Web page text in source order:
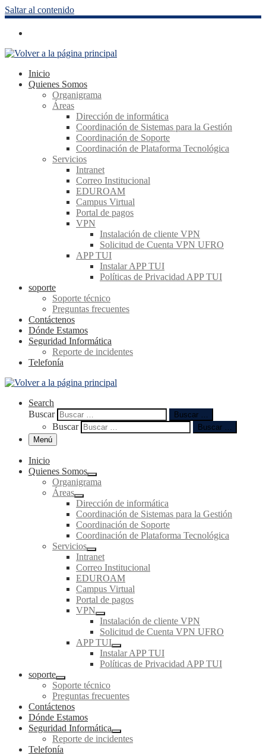
Saltar al contenido
Inicio
Quienes Somos
Organigrama
Áreas
Dirección de informática
Coordinación de Sistemas para la Gestión
Coordinación de Soporte
Coordinación de Plataforma Tecnológica
Servicios
Intranet
Correo Institucional
EDUROAM
Campus Virtual
Portal de pagos
VPN
Instalación de cliente VPN
Solicitud de Cuenta VPN UFRO
APP TUI
Instalar APP TUI
Políticas de Privacidad APP TUI
soporte
Soporte técnico
Preguntas frecuentes
Contáctenos
Dónde Estamos
Seguridad Informática
Reporte de incidentes
Telefonía
Search
Buscar
Buscar …
Buscar
Buscar …
Menú
Inicio
Quienes Somos
Organigrama
Áreas
Dirección de informática
Coordinación de Sistemas para la Gestión
Coordinación de Soporte
Coordinación de Plataforma Tecnológica
Servicios
Intranet
Correo Institucional
EDUROAM
Campus Virtual
Portal de pagos
VPN
Instalación de cliente VPN
Solicitud de Cuenta VPN UFRO
APP TUI
Instalar APP TUI
Políticas de Privacidad APP TUI
soporte
Soporte técnico
Preguntas frecuentes
Contáctenos
Dónde Estamos
Seguridad Informática
Reporte de incidentes
Telefonía